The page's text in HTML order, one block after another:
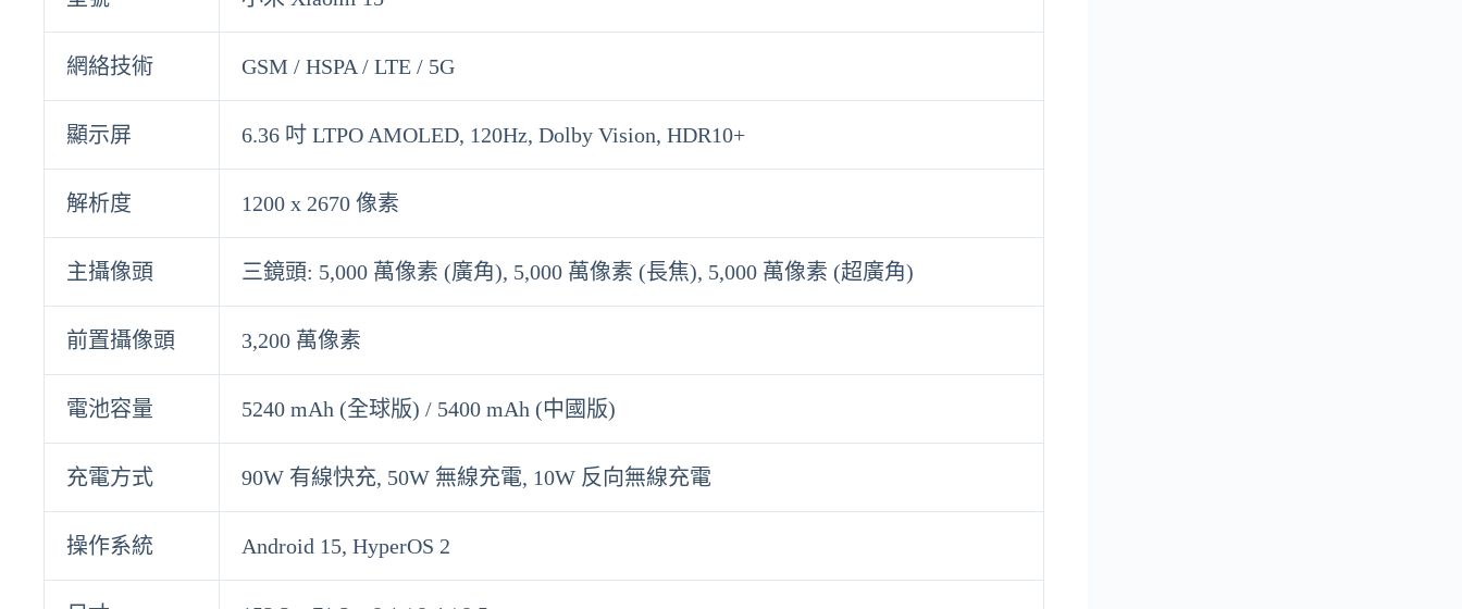
網絡技術 GSM / HSPA / LTE / 5G
顯示屏 6.36 吋 LTPO AMOLED, 120Hz, Dolby Vision, HDR10+
解析度 1200 x 2670 像素
主攝像頭 三鏡頭: 5,000 萬像素 (廣角), 5,000 萬像素 (長焦), 5,000 萬像素 (超廣角)
前置攝像頭 3,200 萬像素
電池容量 5240 mAh (全球版) / 5400 mAh (中國版)
充電方式 90W 有線快充, 50W 無線充電, 10W 反向無線充電
操作系統 Android 15, HyperOS 2